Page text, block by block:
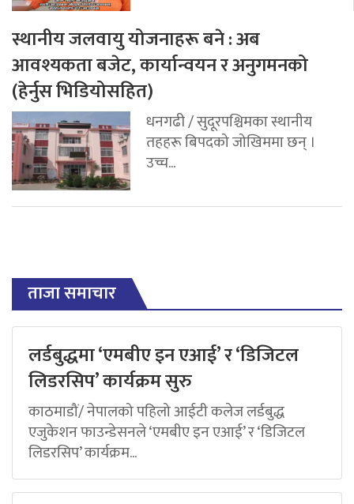
स्थानीय जलवायु योजनाहरू बने : अब
आवश्यकता बजेट, कार्यान्वयन र अनुगमनको
(हेर्नुस भिडियोसहित)
धनगढी / सुदूरपश्चिमका स्थानीय
तहहरू बिपदको जोखिममा छन् ।
उच्च...
ताजा समाचार
लर्डबुद्धमा ‘एमबीए इन एआई’ र ‘डिजिटल
लिडरसिप’ कार्यक्रम सुरु
काठमाडौं/ नेपालको पहिलो आईटी कलेज लर्डबुद्ध
एजुकेशन फाउन्डेसनले ‘एमबीए इन एआई’ र ‘डिजिटल
लिडरसिप’ कार्यक्रम...